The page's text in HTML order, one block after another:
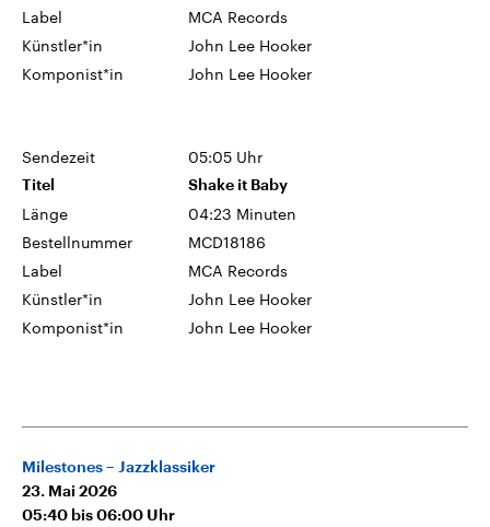
Label
MCA Records
Künstler*in
John Lee Hooker
Komponist*in
John Lee Hooker
Sendezeit 05:05 Uhr
Titel Shake it Baby
Länge
04:23 Minuten
Bestellnummer
MCD18186
Label
MCA Records
Künstler*in
John Lee Hooker
Komponist*in
John Lee Hooker
Milestones – Jazzklassiker
23. Mai 2026
05:40 bis 06:00 Uhr